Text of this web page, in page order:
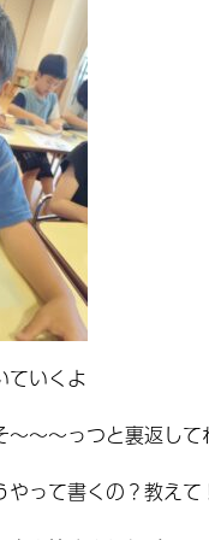
ていくよ
～～～っつと裏返し
やって書くの？教えて